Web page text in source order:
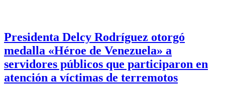
Presidenta Delcy Rodríguez otorgó
medalla «Héroe de Venezuela» a
servidores públicos que participaron en
atención a víctimas de terremotos